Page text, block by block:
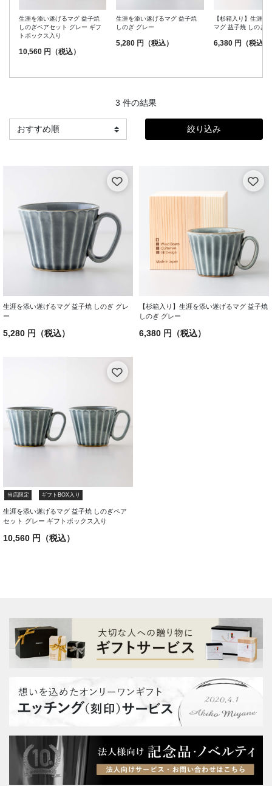
生涯を添い遂げるマグ 益子焼
しのぎペアセット グレー ギフ
トボックス入り
10,560 円（税込）
生涯を添い遂げるマグ 益子焼
しのぎ グレー
5,280 円（税込）
【杉箱入り】生涯を
マグ 益子焼 しのぎ
6,380 円（税込）
3 件の結果
絞り込み
生涯を添い遂げるマグ 益子焼 しのぎ グレ
ー
5,280 円（税込）
【杉箱入り】生涯を添い遂げるマグ 益子焼
しのぎ グレー
6,380 円（税込）
当店限定 ギフトBOX入り
生涯を添い遂げるマグ 益子焼 しのぎペア
セット グレー ギフトボックス入り
10,560 円（税込）